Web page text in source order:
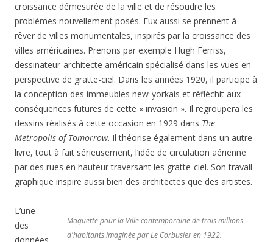
croissance démesurée de la ville et de résoudre les
problèmes nouvellement posés. Eux aussi se prennent à
rêver de villes monumentales, inspirés par la croissance des
villes américaines. Prenons par exemple Hugh Ferriss,
dessinateur-architecte américain spécialisé dans les vues en
perspective de gratte-ciel. Dans les années 1920, il participe à
la conception des immeubles new-yorkais et réfléchit aux
conséquences futures de cette « invasion ». Il regroupera les
dessins réalisés à cette occasion en 1929 dans The
Metropolis of Tomorrow. Il théorise également dans un autre
livre, tout à fait sérieusement, l’idée de circulation aérienne
par des rues en hauteur traversant les gratte-ciel. Son travail
graphique inspire aussi bien des architectes que des artistes.
Maquette pour la Ville contemporaine de trois millions
d'habitants imaginée par Le Corbusier en 1922.
L’une
des